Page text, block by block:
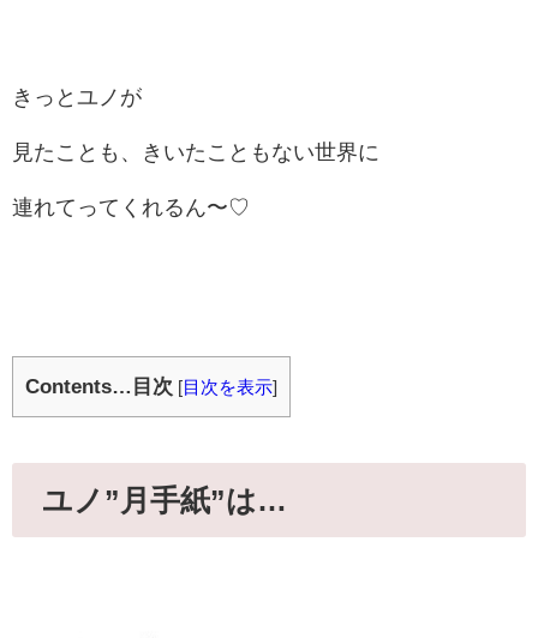
きっとユノが
見たことも、きいたこともない世界に
連れてってくれるん〜♡
Contents…目次 [ 目次を表示]
ユノ”月手紙”は…